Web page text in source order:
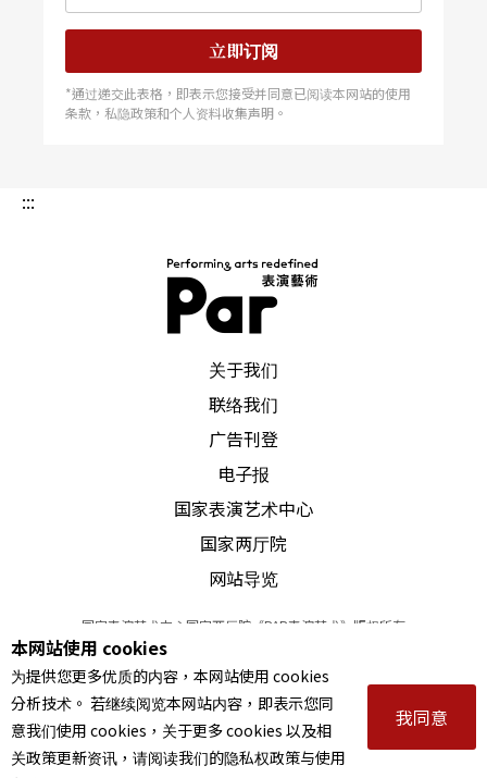
总是深情地注视著她，使她无所遁逃。
今年九月，姬兰二度来台， 我在国家戏剧院再度欣
赏她和英国编舞家罗素．马利芬特（Russell Maliph
马利芬特合作，是她的坚持，她的坚持是对的，而
她是现代舞蹈界的皇后，也是现代舞蹈史上一个传
我坐在国家戏剧院，目赌那谢不完的谢幕，「 姬兰
时代」宣告正式落幕。
立即订阅
*通过递交此表格，即表示您接受并同意已阅读本网站的使用
条款，私隐政策和个人资料收集声明。
:::
关于我们
联络我们
广告刊登
电子报
国家表演艺术中心
国家两厅院
网站导览
国家表演艺术中心国家两厅院《PAR表演艺术》版权所有
© 2022Performing arts redefined. All Rights Reserved
统一编号 Tax Id number 00973926
本站所提供相关演出资讯，如有异动应以主办单位公告为准。
服务条款｜隐私权声明｜著作权声明
本网站使用 cookies
为提供您更多优质的内容，本网站使用 cookies
分析技术。 若继续阅览本网站内容，即表示您同
意我们使用 cookies，关于更多 cookies 以及相
关政策更新资讯，请阅读我们的隐私权政策与使用
我同意